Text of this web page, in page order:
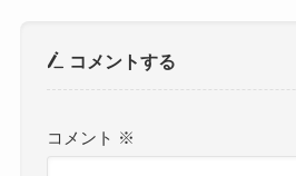
コメントする
コメント ※